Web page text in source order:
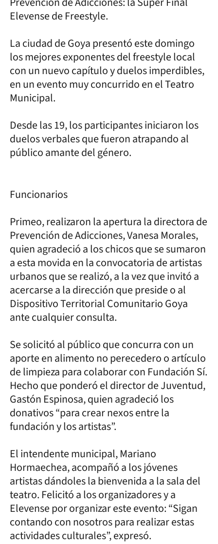
Elevense de Freestyle.
La ciudad de Goya presentó este domingo
los mejores exponentes del freestyle local
con un nuevo capítulo y duelos imperdibles,
en un evento muy concurrido en el Teatro
Municipal.
Desde las 19, los participantes iniciaron los
duelos verbales que fueron atrapando al
público amante del género.
Funcionarios
Primeo, realizaron la apertura la directora de
Prevención de Adicciones, Vanesa Morales,
quien agradeció a los chicos que se sumaron
a esta movida en la convocatoria de artistas
urbanos que se realizó, a la vez que invitó a
acercarse a la dirección que preside o al
Dispositivo Territorial Comunitario Goya
ante cualquier consulta.
Se solicitó al público que concurra con un
aporte en alimento no perecedero o artículo
de limpieza para colaborar con Fundación Sí.
Hecho que ponderó el director de Juventud,
Gastón Espinosa, quien agradeció los
donativos “para crear nexos entre la
fundación y los artistas”.
El intendente municipal, Mariano
Hormaechea, acompañó a los jóvenes
artistas dándoles la bienvenida a la sala del
teatro. Felicitó a los organizadores y a
Elevense por organizar este evento: “Sigan
contando con nosotros para realizar estas
actividades culturales”, expresó.